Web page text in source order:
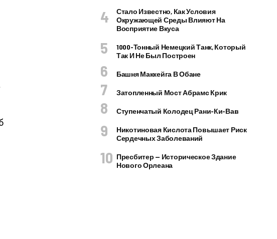
Стало Известно, Как Условия
Окружающей Среды Влияют На
Восприятие Вкуса
1000-Тонный Немецкий Танк, Который
Так И Не Был Построен
Башня Маккейга В Обане
Затопленный Мост Абрамс Крик
Ступенчатый Колодец Рани-Ки-Вав
Никотиновая Кислота Повышает Риск
Сердечных Заболеваний
Пресбитер — Историческое Здание
Нового Орлеана